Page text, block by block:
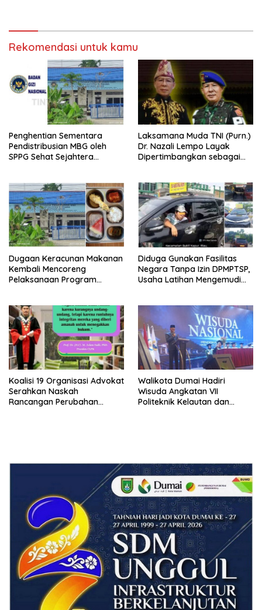
Rekomendasi untuk kamu
Penghentian Sementara
Pendistribusian MBG oleh
SPPG Sehat Sejahtera
Laksamana Muda TNI (Purn.)
Dr. Nazali Lempo Layak
Dipertimbangkan sebagai
Berkompromi terhadap
Penegakan Hukum
Dugaan Keracunan Makanan
Kembali Mencoreng
Pelaksanaan Program
Bersama Kota Dumai
Diduga Gunakan Fasilitas
Negara Tanpa Izin DPMPTSP,
Usaha Latihan Mengemudi
Koalisi 19 Organisasi Advokat
Serahkan Naskah
Rancangan Perubahan
Walikota Dumai Hadiri
Wisuda Angkatan VII
Politeknik Kelautan dan